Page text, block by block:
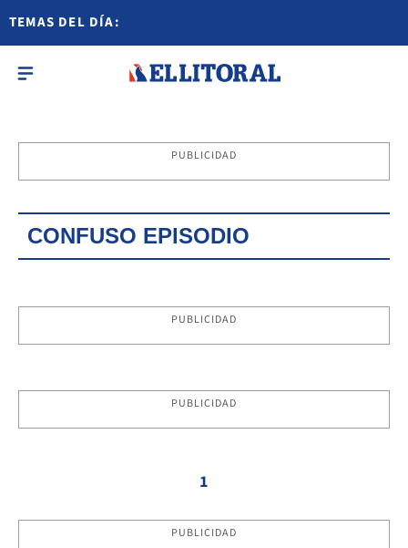
TEMAS DEL DÍA:
PUBLICIDAD
CONFUSO EPISODIO
PUBLICIDAD
PUBLICIDAD
1
PUBLICIDAD